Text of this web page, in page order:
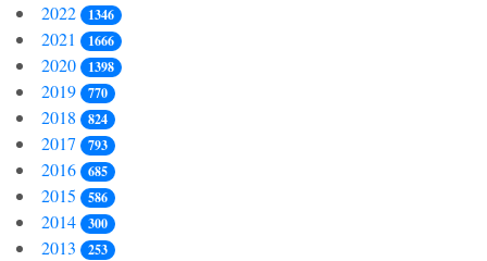
2022 1346
2021 1666
2020 1398
2019 770
2018 824
2017 793
2016 685
2015 586
2014 300
2013 253